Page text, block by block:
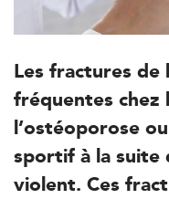
Les fractures de
fréquentes chez
l’ostéoporose
sportif à la suite
violent. Ces